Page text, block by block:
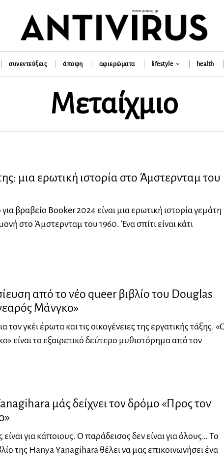
συνεντεύξεις άποψη αφιερώματα lifestyle health
Μεταίχμιο
μια ερωτική ιστορία στο Άμστερνταμ του
βραβείο Booker 2024 είναι μια ερωτική ιστορία γεμάτη
στο Άμστερνταμ του 1960. Ένα σπίτι είναι κάτι
από το νέο queer βιβλίο του Douglas
Μάνγκο»
τον γκέι έρωτα και τις οικογένειες της εργατικής τάξης.
είναι το εξαιρετικό δεύτερο μυθιστόρημα από τον
μάς δείχνει τον δρόμο «Προς τον
για κάποιους. Ο παράδεισος δεν είναι για όλους… Το
της Hanya Yanagihara θέλει να μας επικοινωνήσει ένα